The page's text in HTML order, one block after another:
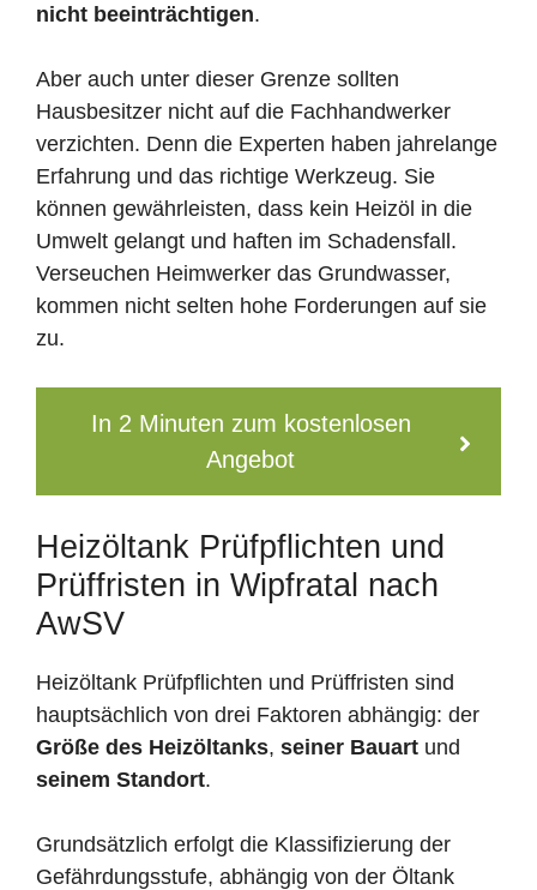
nicht beeinträchtigen.
Aber auch unter dieser Grenze sollten
Hausbesitzer nicht auf die Fachhandwerker
verzichten. Denn die Experten haben jahrelange
Erfahrung und das richtige Werkzeug. Sie
können gewährleisten, dass kein Heizöl in die
Umwelt gelangt und haften im Schadensfall.
Verseuchen Heimwerker das Grundwasser,
kommen nicht selten hohe Forderungen auf sie
zu.
In 2 Minuten zum kostenlosen
Angebot
Heizöltank Prüfpflichten und
Prüffristen in Wipfratal nach
AwSV
Heizöltank Prüfpflichten und Prüffristen sind
hauptsächlich von drei Faktoren abhängig: der
Größe des Heizöltanks, seiner Bauart und
seinem Standort.
Grundsätzlich erfolgt die Klassifizierung der
Gefährdungsstufe, abhängig von der Öltank